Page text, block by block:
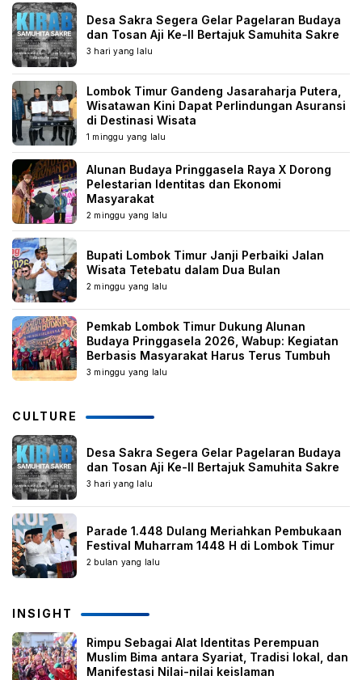
Desa Sakra Segera Gelar Pagelaran Budaya
dan Tosan Aji Ke-II Bertajuk Samuhita Sakre
3 hari yang lalu
Lombok Timur Gandeng Jasaraharja Putera,
Wisatawan Kini Dapat Perlindungan Asuransi
di Destinasi Wisata
1 minggu yang lalu
Alunan Budaya Pringgasela Raya X Dorong
Pelestarian Identitas dan Ekonomi
Masyarakat
2 minggu yang lalu
Bupati Lombok Timur Janji Perbaiki Jalan
Wisata Tetebatu dalam Dua Bulan
2 minggu yang lalu
Pemkab Lombok Timur Dukung Alunan
Budaya Pringgasela 2026, Wabup: Kegiatan
Berbasis Masyarakat Harus Terus Tumbuh
3 minggu yang lalu
CULTURE
Desa Sakra Segera Gelar Pagelaran Budaya
dan Tosan Aji Ke-II Bertajuk Samuhita Sakre
3 hari yang lalu
Parade 1.448 Dulang Meriahkan Pembukaan
Festival Muharram 1448 H di Lombok Timur
2 bulan yang lalu
INSIGHT
Rimpu Sebagai Alat Identitas Perempuan
Muslim Bima antara Syariat, Tradisi lokal, dan
Manifestasi Nilai-nilai keislaman